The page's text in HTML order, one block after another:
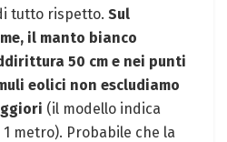
tutto rispetto. Sul
il manto bianco
50 cm e nei punti
eolici non escludiamo
(il modello indica
metro). Probabile che la